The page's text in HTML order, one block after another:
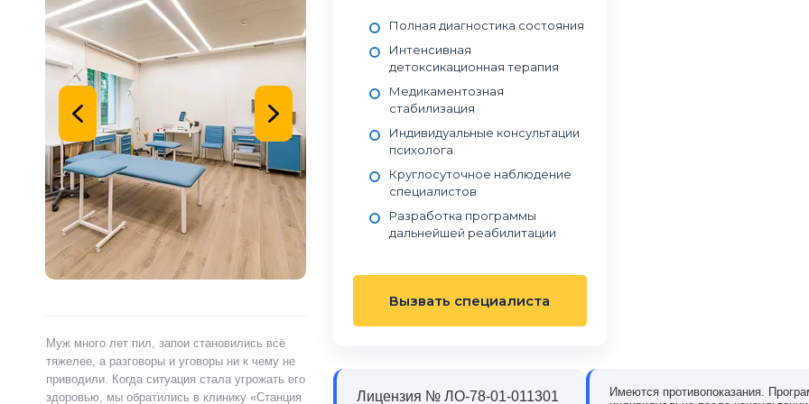
Муж много лет пил, запои становились всё
тяжелее, а разговоры и уговоры ни к чему не
приводили. Когда ситуация стала угрожать его
здоровью, мы обратились в клинику «Станция
полностью контролирует мою жизнь. Было
страшно и стыдно, но на консультации эти
наркотиков. Мы были в отчаянии и не
понимали, как правильно помочь. В
Полная диагностика состояния
Интенсивная
детоксикационная терапия
Медикаментозная
стабилизация
Индивидуальные консультации
психолога
Круглосуточное наблюдение
специалистов
Разработка программы
дальнейшей реабилитации
Вызвать специалиста
Лицензия № ЛО-78-01-011301
Имеются противопоказания.